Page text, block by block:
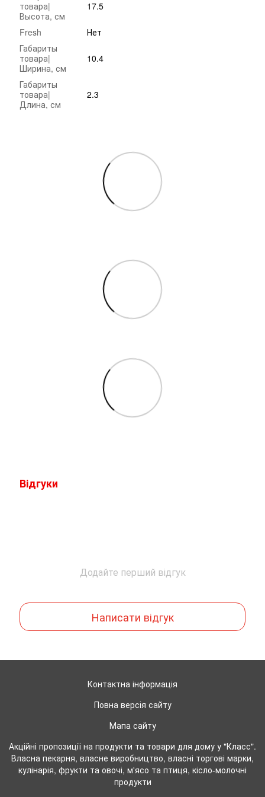
товара|
Высота, см
17.5
Fresh
Нет
Габариты
товара|
Ширина, см
10.4
Габариты
товара|
Длина, см
2.3
Відгуки
Додайте перший відгук
Написати відгук
Контактна інформація
Повна версія сайту
Мапа сайту
Акційні пропозиції на продукти та товари для дому у "Класс".
Власна пекарня, власне виробництво, власні торгові марки,
кулінарія, фрукти та овочі, м'ясо та птиця, кісло-молочні
продукти